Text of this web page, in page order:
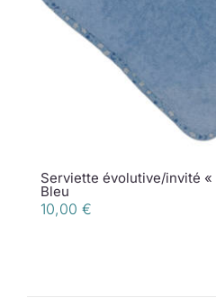
Serviette évolutive/invité «
Bleu
10,00 €